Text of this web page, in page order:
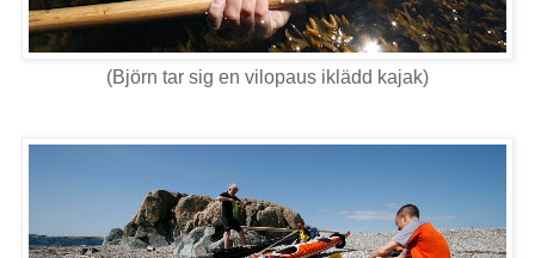
(Björn tar sig en vilopaus iklädd kajak)